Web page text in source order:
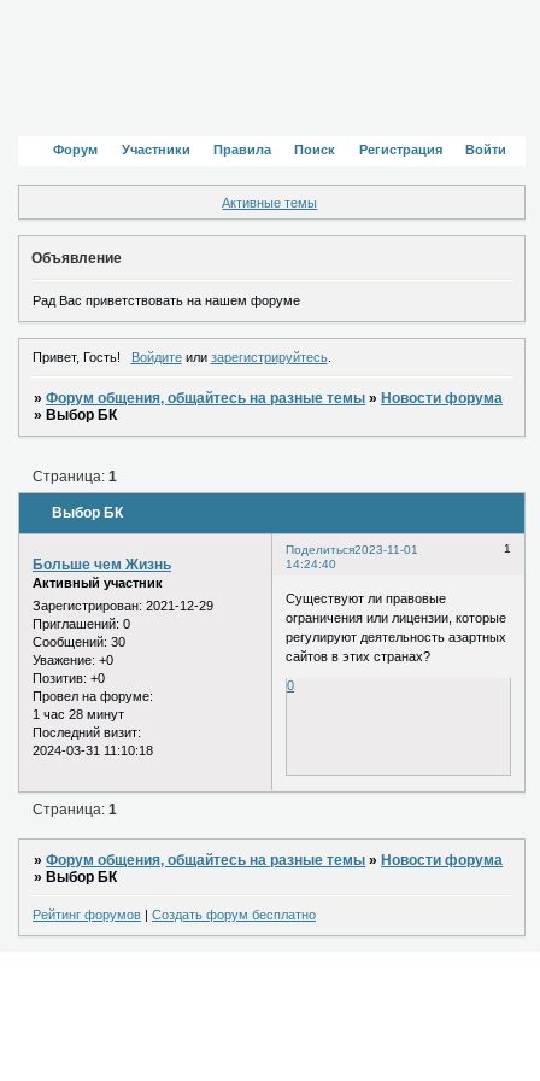
Форум Участники Правила Поиск Регистрация Войти
Активные темы
Объявление
Рад Вас приветствовать на нашем форуме
Привет, Гость! Войдитеили зарегистрируйтесь.
»Форум общения, общайтесь на разные темы »Новости форума
»Выбор БК
Выбор БК
Страница:1
Поделиться 1
2023-11-01
14:24:40
Больше чем Жизнь
Активный участник
Зарегистрирован: 2021-12-29
Приглашений: 0
Сообщений: 30
Уважение: +0
Позитив: +0
Провел на форуме:
1 час 28 минут
Последний визит:
2024-03-31 11:10:18
Существуют ли правовые
ограничения или лицензии, которые
регулируют деятельность азартных
сайтов в этих странах?
0
Страница:1
»Форум общения, общайтесь на разные темы »Новости форума
»Выбор БК
Рейтинг форумов | Создать форум бесплатно